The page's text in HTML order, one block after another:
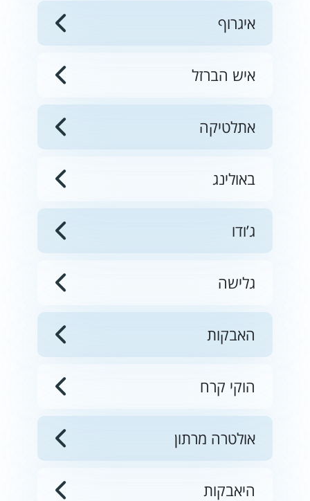
איגרוף
איש הברזל
אתלטיקה
באולינג
ג’ודו
גלישה
האבקות
הוקי קרח
אולטרה מרתון
היאבקות